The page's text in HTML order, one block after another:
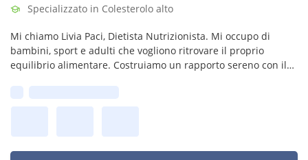
Specializzato in Colesterolo alto
Mi chiamo Livia Paci, Dietista Nutrizionista. Mi occupo di
bambini, sport e adulti che vogliono ritrovare il proprio
equilibrio alimentare. Costruiamo un rapporto sereno con il